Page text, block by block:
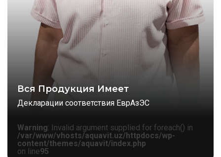
Вся Продукция Имеет
Декларации соответствия ЕврАзЭС
Warning: Invalid argument supplied for foreach() in
/var/www/vhosts/aquavit.uz/httpdocs/wp-
content/themes/aquavit/index.php
on line95